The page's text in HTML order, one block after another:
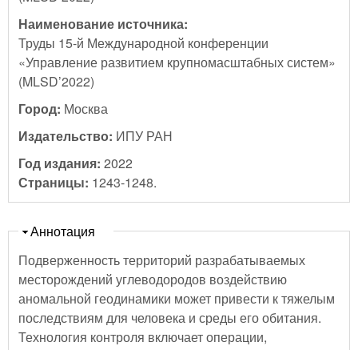
Наименование источника:
Труды 15-й Международной конференции
«Управление развитием крупномасштабных систем»
(MLSD’2022)
Город: Москва
Издательство: ИПУ РАН
Год издания: 2022
Страницы: 1243-1248.
Скрыть
Аннотация
Подверженность территорий разрабатываемых
месторождений углеводородов воздействию
аномальной геодинамики может привести к тяжелым
последствиям для человека и среды его обитания.
Технология контроля включает операции,